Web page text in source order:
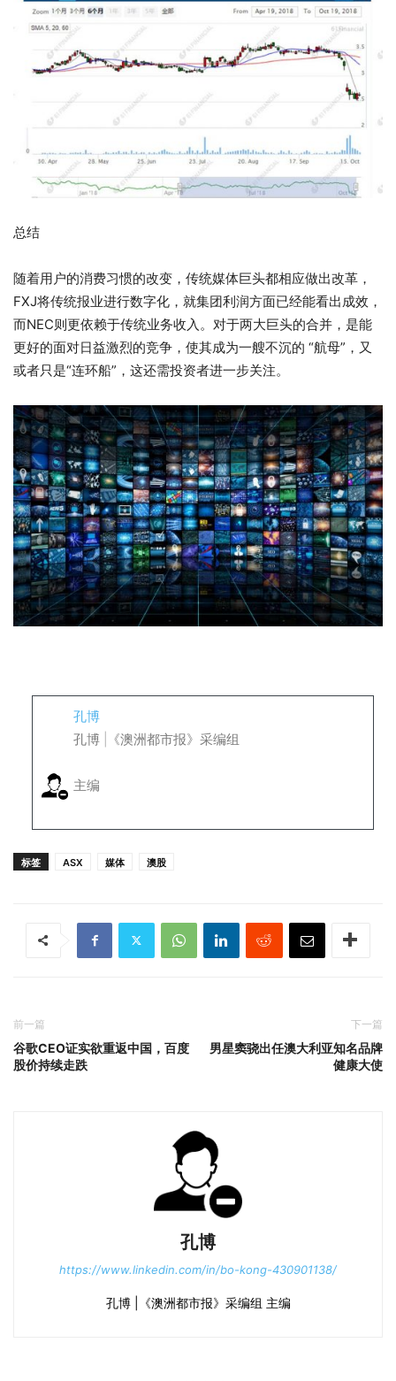
总结
随着用户的消费习惯的改变，传统媒体巨头都相应做出改革，
FXJ将传统报业进行数字化，就集团利润方面已经能看出成效，
而NEC则更依赖于传统业务收入。对于两大巨头的合并，是能
更好的面对日益激烈的竞争，使其成为一艘不沉的 “航母”，又
或者只是“连环船”，这还需投资者进一步关注。
孔博
孔博 |《澳洲都市报》采编组
主编
标签 ASX 媒体 澳股
前一篇
谷歌CEO证实欲重返中国，百度
股价持续走跌
下一篇
男星窦骁出任澳大利亚知名品牌
健康大使
孔博
https://www.linkedin.com/in/bo-kong-430901138/
孔博 |《澳洲都市报》采编组 主编